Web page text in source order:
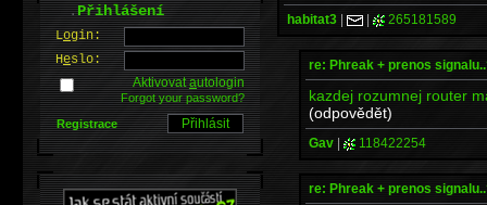
habitat3 | | 265181589
re: Phreak + prenos
kazdej rozumnej router
(odpovědět)
Gav | 118422254
re: Phreak + prenos
.Přihlášení
Login:
Heslo:
Aktivovatautologin
Forgot your password?
Registrace